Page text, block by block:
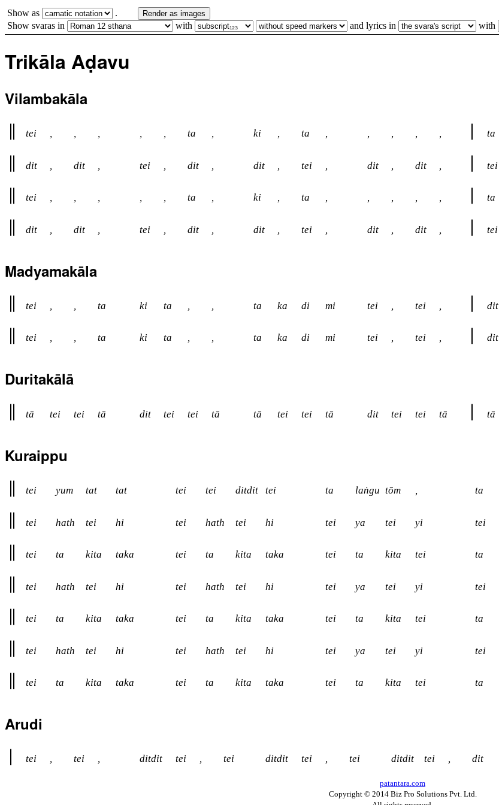
Show as . Render as images
Show svaras in with and lyrics in with
Trikāla Aḍavu
Vilambakāla
tei , , , , , ta , ki , ta , , , , , ta
dit dit tei dit dit tei dit dit tei
tei , , , , , ta , ki , ta , , , , , ta
dit dit tei dit dit tei dit dit tei
Madyamakāla
tei , , ta ki ta , , ta ka di mi tei , tei , dit
tei , , ta ki ta , , ta ka di mi tei , tei , dit
Duritakālā
tā tei tei tā dit tei tei tā tā tei tei tā dit tei tei tā tā
Kuraippu
tei yum tat tat tei tei ditdit tei ta laṅgu tōm , ta
tei hath tei hi tei hath tei hi tei ya tei yi tei
tei ta kita taka tei ta kita taka tei ta kita tei ta
tei hath tei hi tei hath tei hi tei ya tei yi tei
tei ta kita taka tei ta kita taka tei ta kita tei ta
tei hath tei hi tei hath tei hi tei ya tei yi tei
tei ta kita taka tei ta kita taka tei ta kita tei ta
Arudi
tei , tei , ditdit tei , tei ditdit tei , tei ditdit tei , dit
patantara.com
Copyright © 2014 Biz Pro Solutions Pvt. Ltd.